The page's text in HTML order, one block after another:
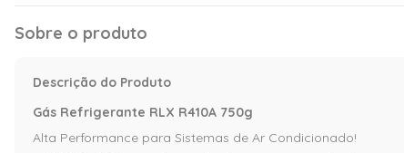
Sobre o produto
Descrição do Produto
Gás Refrigerante RLX R410A 750g
Alta Performance para Sistemas de Ar Condicionado!